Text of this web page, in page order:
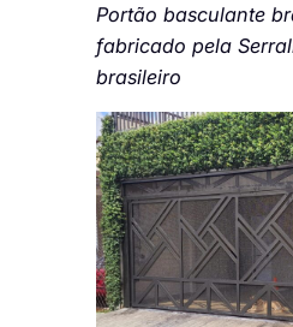
Portão basculante
fabricado pela
brasileiro